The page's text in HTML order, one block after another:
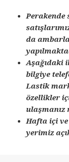
Perakende
da
Aşağıdaki
bilgiye
Lastik
özellikler
ulaşmanız
Hafta içi ve
yerimiz